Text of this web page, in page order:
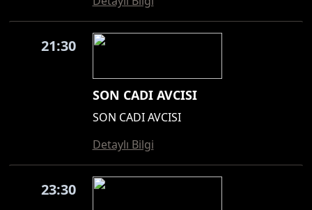
21:30
SON CADI AVCISI
SON CADI AVCISI
Detaylı Bilgi
23:30